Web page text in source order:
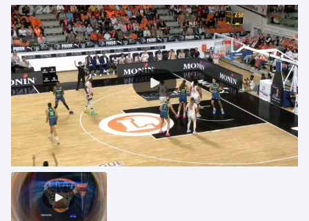
Krasobruslení
Lezení
Lyže a snowboard
Moderní pětiboj
Motorsport
Olympijské hry